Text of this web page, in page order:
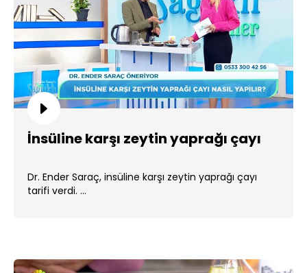
İnsüline karşı zeytin yaprağı çayı
Dr. Ender Saraç, insüline karşı zeytin yaprağı çayı
tarifi verdi. ...